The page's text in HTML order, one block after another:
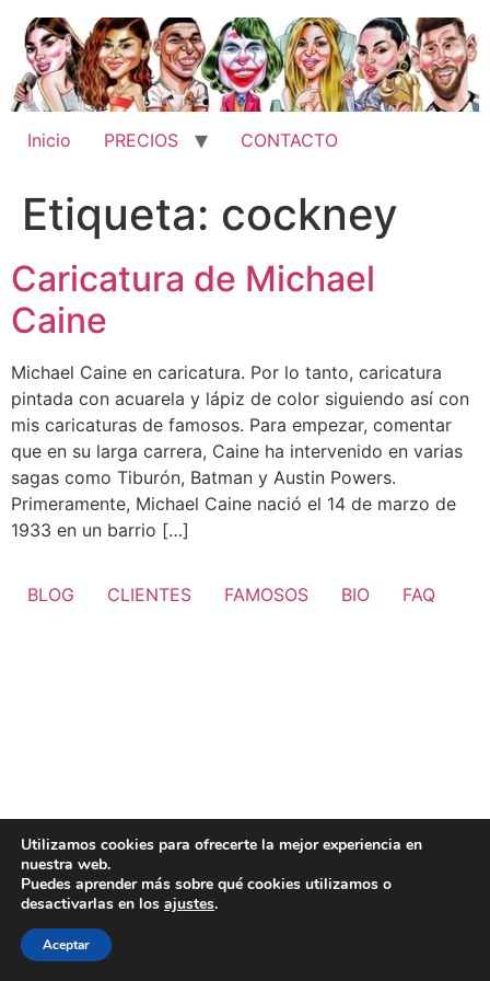
contenido
Inicio PRECIOS CONTACTO
Etiqueta: cockney
Caricatura de Michael
Caine
Michael Caine en caricatura. Por lo tanto, caricatura
pintada con acuarela y lápiz de color siguiendo así con
mis caricaturas de famosos. Para empezar, comentar
que en su larga carrera, Caine ha intervenido en varias
sagas como Tiburón, Batman y Austin Powers.
Primeramente, Michael Caine nació el 14 de marzo de
1933 en un barrio […]
BLOG CLIENTES FAMOSOS BIO FAQ
Utilizamos cookies para ofrecerte la mejor experiencia en
nuestra web.
Puedes aprender más sobre qué cookies utilizamos o
desactivarlas en los ajustes.
Aceptar